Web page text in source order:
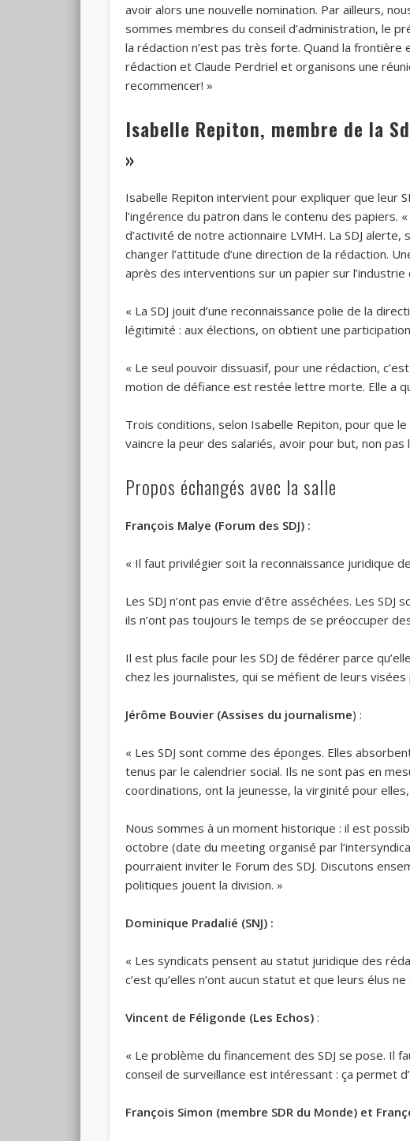
avoir alors une nouvelle nomination. Par ailleurs,
sommes membres du conseil d’administration, le
la rédaction n’est pas très forte. Quand la
rédaction et Claude Perdriel et organisons une
recommencer! »
Isabelle Repiton, membre de la
»
Isabelle Repiton intervient pour expliquer que leur
l’ingérence du patron dans le contenu des papiers.
d’activité de notre actionnaire LVMH. La SDJ
changer l’attitude d’une direction de la rédaction.
après des interventions sur un papier sur l’industrie
« La SDJ jouit d’une reconnaissance polie de la
légitimité : aux élections, on obtient une
« Le seul pouvoir dissuasif, pour une rédaction,
motion de défiance est restée lettre morte. Elle a
Trois conditions, selon Isabelle Repiton, pour que
vaincre la peur des salariés, avoir pour but, non
Propos échangés avec la salle
François Malye (Forum des SDJ) :
« Il faut privilégier soit la reconnaissance juridique
Les SDJ n’ont pas envie d’être asséchées. Les
ils n’ont pas toujours le temps de se préoccuper
Il est plus facile pour les SDJ de fédérer parce
chez les journalistes, qui se méfient de leurs
Jérôme Bouvier (Assises du journalisme) :
« Les SDJ sont comme des éponges. Elles
tenus par le calendrier social. Ils ne sont pas en
coordinations, ont la jeunesse, la virginité pour
Nous sommes à un moment historique : il est
octobre (date du meeting organisé par
pourraient inviter le Forum des SDJ. Discutons
politiques jouent la division. »
Dominique Pradalié (SNJ) :
« Les syndicats pensent au statut juridique des
c’est qu’elles n’ont aucun statut et que leurs élus
Vincent de Féligonde (Les Echos):
« Le problème du financement des SDJ se pose. Il
conseil de surveillance est intéressant : ça permet
François Simon (membre SDR du Monde) et